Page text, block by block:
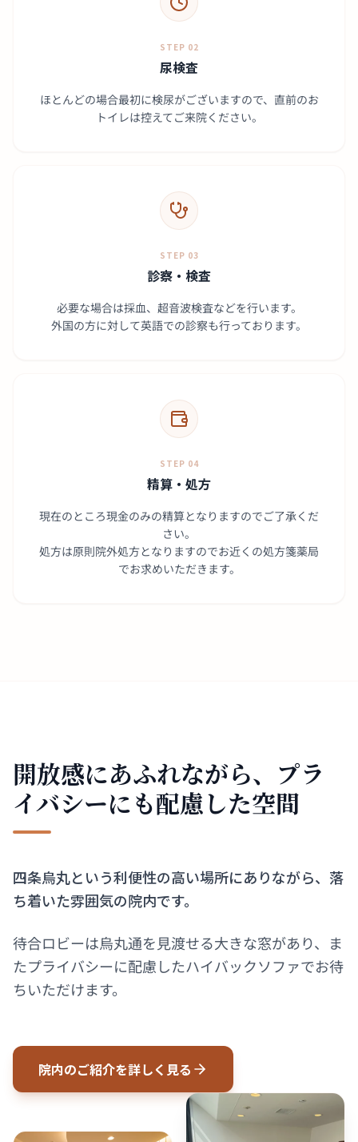
STEP 02
尿検査
ほとんどの場合最初に検尿がございますので、直前のお
トイレは控えてご来院ください。
STEP 03
診察・検査
必要な場合は採血、超音波検査などを行います。
外国の方に対して英語での診察も行っております。
STEP 04
精算・処方
現在のところ現金のみの精算となりますのでご了承くだ
さい。
処方は原則院外処方となりますのでお近くの処方箋薬局
でお求めいただきます。
開放感にあふれながら、 プラ
イバシーにも配慮した空間
四条烏丸という利便性の高い場所にありながら、落
ち着いた雰囲気の院内です。
待合ロビーは烏丸通を見渡せる大きな窓があり、ま
たプライバシーに配慮したハイバックソファでお待
ちいただけます。
院内のご紹介を詳しく見る